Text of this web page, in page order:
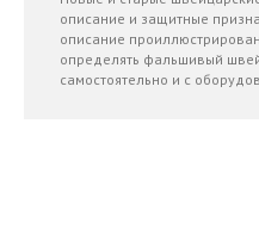
описание и защитные
описание
определять фальшивый
самостоятельно и с